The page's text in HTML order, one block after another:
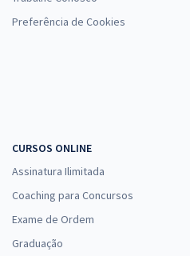
Preferência de Cookies
CURSOS ONLINE
Assinatura Ilimitada
Coaching para Concursos
Exame de Ordem
Graduação